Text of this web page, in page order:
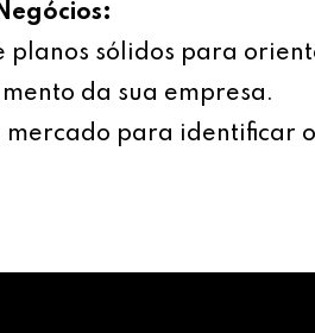
planos sólidos para
da sua empresa.
mercado para identificar